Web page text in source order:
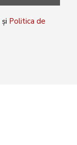
și Politica de